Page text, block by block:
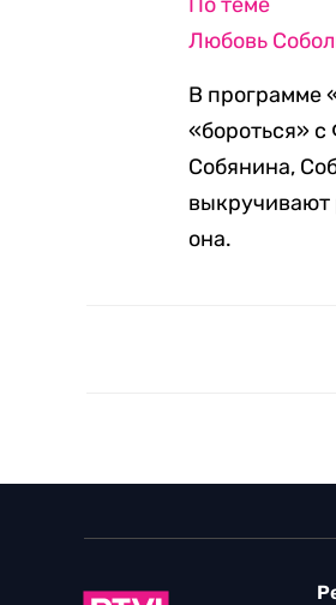
Любовь
В программе
«бороться»
Собянина,
выкручивают
она.